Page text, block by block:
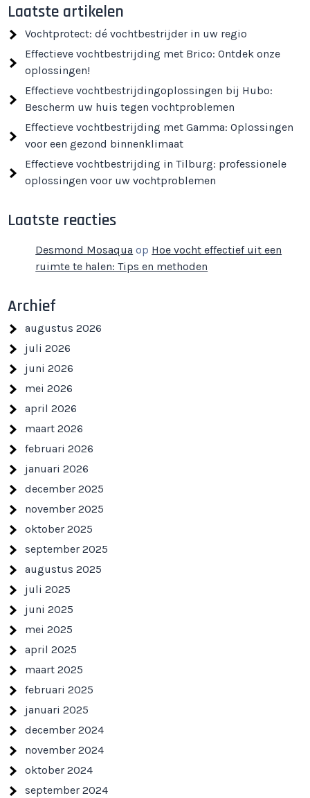
Laatste artikelen
Vochtprotect: dé vochtbestrijder in uw regio
Effectieve vochtbestrijding met Brico: Ontdek onze
oplossingen!
Effectieve vochtbestrijdingoplossingen bij Hubo:
Bescherm uw huis tegen vochtproblemen
Effectieve vochtbestrijding met Gamma: Oplossingen
voor een gezond binnenklimaat
Effectieve vochtbestrijding in Tilburg: professionele
oplossingen voor uw vochtproblemen
Laatste reacties
Desmond Mosaqua op Hoe vocht effectief uit een
ruimte te halen: Tips en methoden
Archief
augustus 2026
juli 2026
juni 2026
mei 2026
april 2026
maart 2026
februari 2026
januari 2026
december 2025
november 2025
oktober 2025
september 2025
augustus 2025
juli 2025
juni 2025
mei 2025
april 2025
maart 2025
februari 2025
januari 2025
december 2024
november 2024
oktober 2024
september 2024